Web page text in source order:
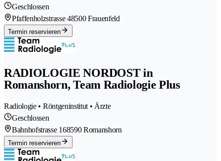
Geschlossen
Pfaffenholzstrasse 48500 Frauenfeld
Termin reservieren
RADIOLOGIE NORDOST in
Romanshorn, Team Radiologie Plus
Radiologie • Röntgeninstitut • Ärzte
Geschlossen
Bahnhofstrasse 168590 Romanshorn
Termin reservieren